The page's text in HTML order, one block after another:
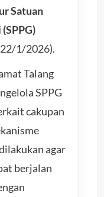
Satuan
1/2026).
Talang
SPPG
cakupan
agar
berjalan